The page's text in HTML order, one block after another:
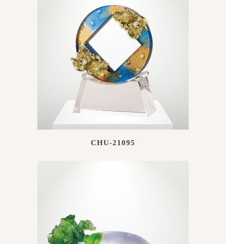
CHU-21095